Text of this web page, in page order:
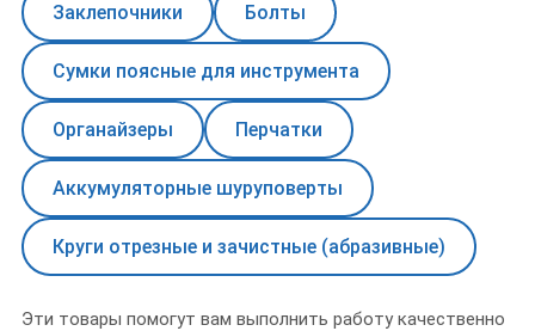
Заклепочники Болты
Сумки поясные для инструмента
Органайзеры Перчатки
Аккумуляторные шуруповерты
Круги отрезные и зачистные (абразивные)
Эти товары помогут вам выполнить работу качественно